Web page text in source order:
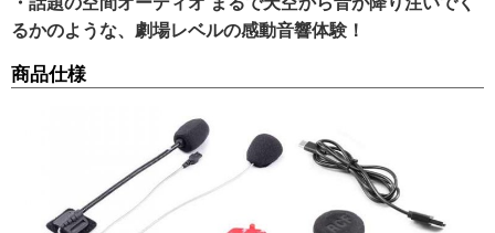
るかのような、劇場レベルの感動音響体験！
商品仕様